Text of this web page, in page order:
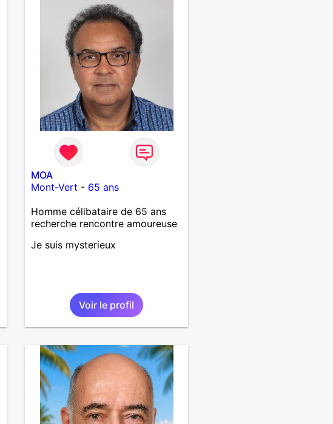
MOA
Mont-Vert - 65 ans
Homme célibataire de 65 ans
recherche rencontre amoureuse
Je suis mysterieux
Voir le profil